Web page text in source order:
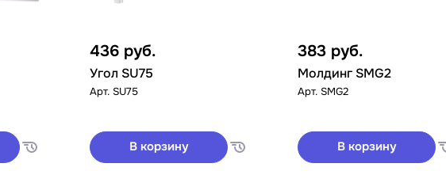
436 руб.
Угол SU75
Арт. SU75
В корзину
383 руб.
Молдинг SMG2
Арт. SMG2
В корзину